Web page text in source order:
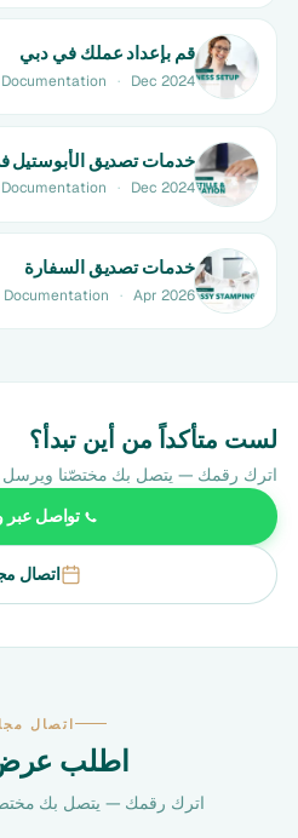
قم بإعداد عملك في دبي
Documentation · Dec 2024
خدمات تصديق الأبوستيل
Documentation · Dec 2024
خدمات تصديق السفارة
Documentation · Apr 2026
لست متأكداً من أين تبدأ؟
اترك رقمك — يتصل بك مختصّنا ويرسل
تواصل عبر
اتصال
اتصال
اطلب
اترك رقمك — يتصل بك